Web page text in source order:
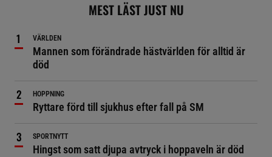
MEST LÄST JUST NU
VÄRLDEN
Mannen som förändrade hästvärlden för alltid är
död
HOPPNING
Ryttare förd till sjukhus efter fall på SM
SPORTNYTT
Hingst som satt djupa avtryck i hoppaveln är död